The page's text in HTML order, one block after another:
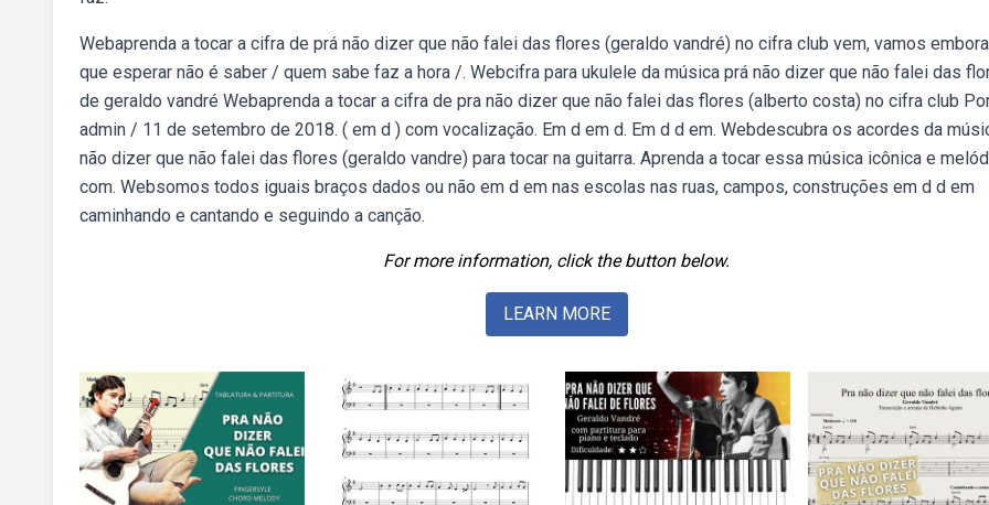
Webaprenda a tocar a cifra de prá não dizer que não falei das flores (geraldo vandré) no cifra club vem, vamos
que esperar não é saber / quem sabe faz a hora /. Webcifra para ukulele da música prá não dizer que não falei das
de geraldo vandré Webaprenda a tocar a cifra de pra não dizer que não falei das flores (alberto costa) no cifra club
admin / 11 de setembro de 2018. ( em d ) com vocalização. Em d em d. Em d d em. Webdescubra os acordes da
não dizer que não falei das flores (geraldo vandre) para tocar na guitarra. Aprenda a tocar essa música icônica e
com. Websomos todos iguais braços dados ou não em d em nas escolas nas ruas, campos, construções em d d em
caminhando e cantando e seguindo a canção.
For more information, click the button below.
LEARN MORE